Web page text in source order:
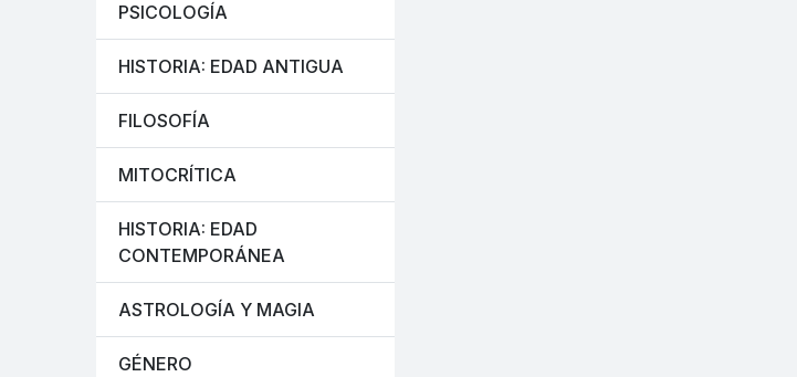
PSICOLOGÍA
HISTORIA: EDAD ANTIGUA
FILOSOFÍA
MITOCRÍTICA
HISTORIA: EDAD
CONTEMPORÁNEA
ASTROLOGÍA Y MAGIA
GÉNERO